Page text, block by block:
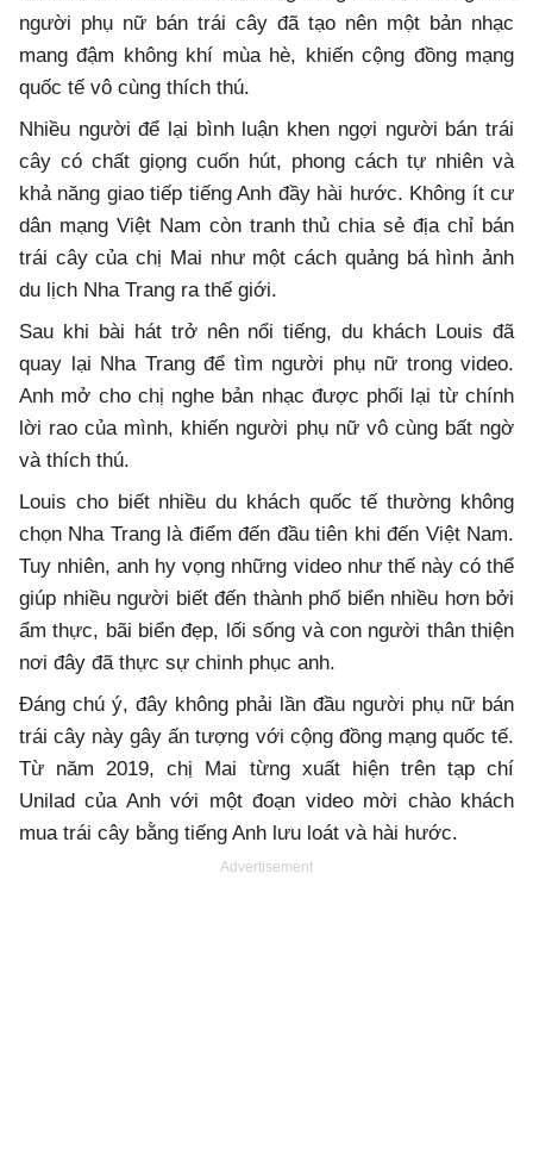
người phụ nữ bán trái cây đã tạo nên một bản nhạc
mang đậm không khí mùa hè, khiến cộng đồng mạng
quốc tế vô cùng thích thú.
Nhiều người để lại bình luận khen ngợi người bán trái
cây có chất giọng cuốn hút, phong cách tự nhiên và
khả năng giao tiếp tiếng Anh đầy hài hước. Không ít cư
dân mạng Việt Nam còn tranh thủ chia sẻ địa chỉ bán
trái cây của chị Mai như một cách quảng bá hình ảnh
du lịch Nha Trang ra thế giới.
Sau khi bài hát trở nên nổi tiếng, du khách Louis đã
quay lại Nha Trang để tìm người phụ nữ trong video.
Anh mở cho chị nghe bản nhạc được phối lại từ chính
lời rao của mình, khiến người phụ nữ vô cùng bất ngờ
và thích thú.
Louis cho biết nhiều du khách quốc tế thường không
chọn Nha Trang là điểm đến đầu tiên khi đến Việt Nam.
Tuy nhiên, anh hy vọng những video như thế này có thể
giúp nhiều người biết đến thành phố biển nhiều hơn bởi
ẩm thực, bãi biển đẹp, lối sống và con người thân thiện
nơi đây đã thực sự chinh phục anh.
Đáng chú ý, đây không phải lần đầu người phụ nữ bán
trái cây này gây ấn tượng với cộng đồng mạng quốc tế.
Từ năm 2019, chị Mai từng xuất hiện trên tạp chí
Unilad của Anh với một đoạn video mời chào khách
mua trái cây bằng tiếng Anh lưu loát và hài hước.
Advertisement